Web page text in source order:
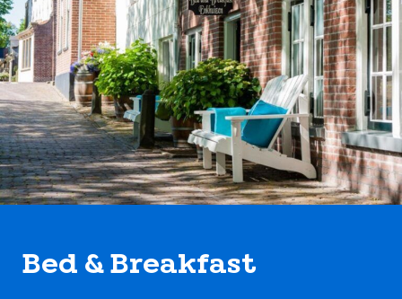
Bed & Breakfast